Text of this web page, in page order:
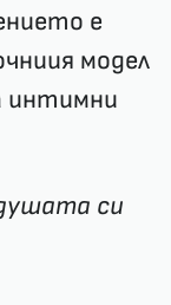
е
модел
интимни
си